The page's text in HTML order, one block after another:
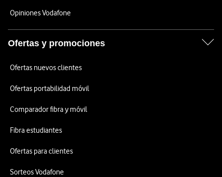
Opiniones Vodafone
Ofertas y promociones
Ofertas nuevos clientes
Ofertas portabilidad móvil
Comparador fibra y móvil
Fibra estudiantes
Ofertas para clientes
Sorteos Vodafone